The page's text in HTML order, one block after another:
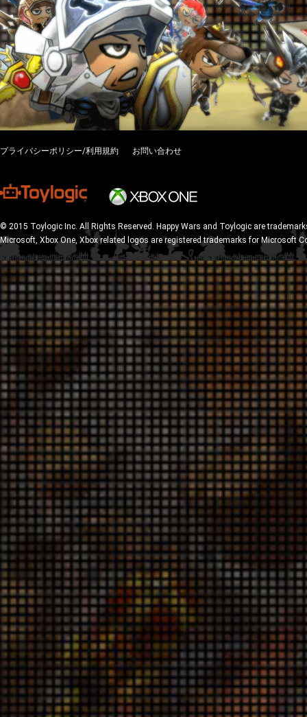
プライバシーポリシー/利用規約 お問い合わせ
© 2015 Toylogic Inc. All Rights Reserved. Happy Wars and Toylogic are
Microsoft, Xbox One, Xbox related logos are registered trademarks for Microsoft